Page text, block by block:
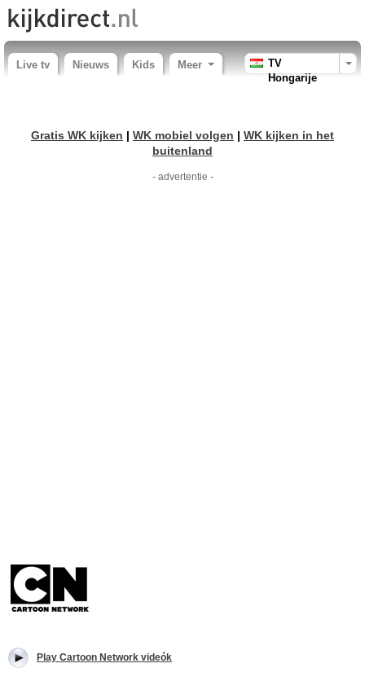
Live tv Nieuws Kids Meer
TV
Hongarije
Gratis WK kijken | WK mobiel volgen | WK kijken in het
buitenland
- advertentie -
Play Cartoon Network videók